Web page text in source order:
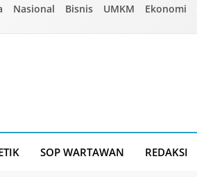
Nasional Bisnis UMKM Ekonomi
SOP WARTAWAN REDAKSI